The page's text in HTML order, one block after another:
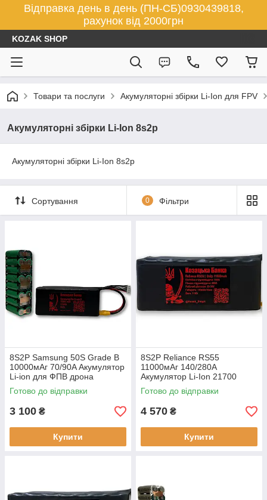
Відправка день в день (ПН-СБ)0930439818,
рахунок від 2000грн
KOZAK SHOP
Товари та послуги Акумуляторні збірки Li-Ion для FPV
Акумуляторні збірки Li-Ion 8s2p
Акумуляторні збірки Li-Ion 8s2p
Сортування 0 Фільтри
8S2P Samsung 50S Grade B
10000мАг 70/90A Акумулятор
Li-ion для ФПВ дрона
"Козацька Банка"
Готово до відправки
3 100 ₴
Купити
8S2P Reliance RS55
11000мАг 140/280A
Акумулятор Li-Ion 21700
«Козацька Банка»
Готово до відправки
4 570 ₴
Купити